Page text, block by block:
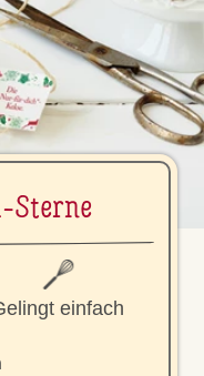
Sterne
einfach